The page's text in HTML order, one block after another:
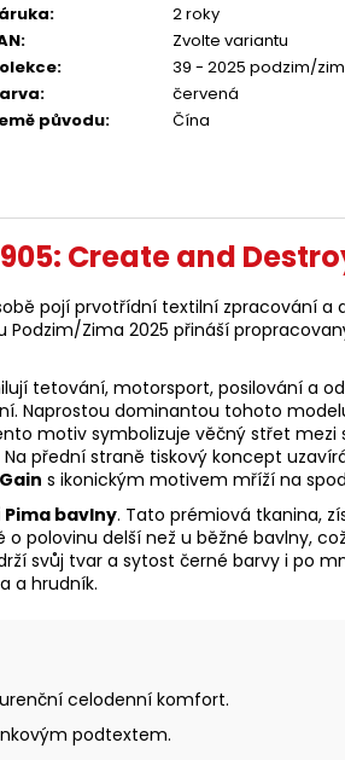
:
2 roky
:
Zvolte variantu
:
39 - 2025 podzim/
:
červená
původu: Čína
Create and
pojí prvotřídní textilní zpracování a
Podzim/Zima 2025 přináší
tetování, motorsport, posilování a
Naprostou dominantou tohoto
motiv symbolizuje věčný střet
přední straně tiskový koncept
s ikonickým motivem mříží na
Pima bavlny. Tato prémiová tkanina,
polovinu delší než u běžné bavlny,
svůj tvar a sytost černé barvy i po
a hrudník.
celodenní komfort.
podtextem.